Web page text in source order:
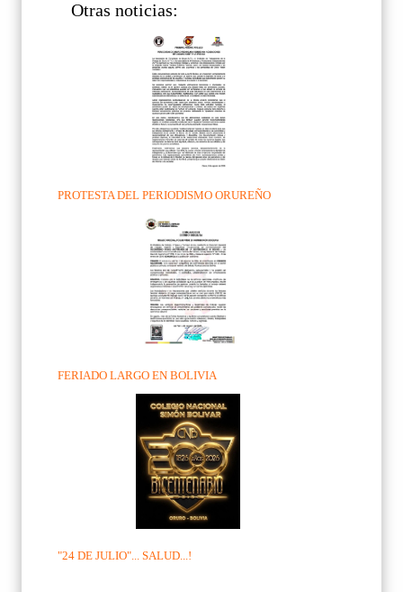
Otras noticias:
PROTESTA DEL PERIODISMO ORUREÑO
FERIADO LARGO EN BOLIVIA
"24 DE JULIO"... SALUD...!